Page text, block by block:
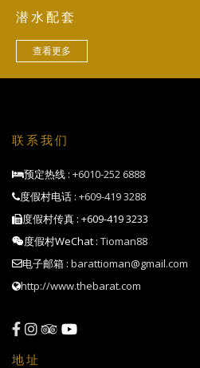
海滨家
庭小别
4+1 位
客人
两
2,070
潜水配套
查看更多
联系我们
预定热线 : +6010-252 6888
度假村电话 : +609-419 3288
度假村传真 : +609-419 3233
度假村WeChat : Tioman88
电子邮箱 : barattioman@gmail.com
http://www.thebarat.com
地址